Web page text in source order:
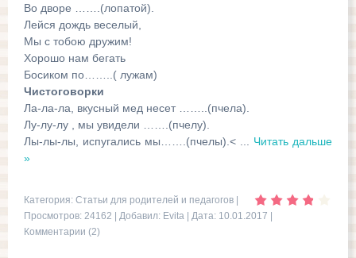
Во дворе …….(лопатой).
Лейся дождь веселый,
Мы с тобою дружим!
Хорошо нам бегать
Босиком по……..( лужам)
Чистоговорки
Ла-ла-ла, вкусный мед несет ……..(пчела).
Лу-лу-лу , мы увидели …….(пчелу).
Лы-лы-лы, испугались мы…….(пчелы).<
Читать дальше
»
Категория: Статьи для родителей и педагогов |
Просмотров: 24162 | Добавил: Evita | Дата: 10.01.2017 |
Комментарии (2)